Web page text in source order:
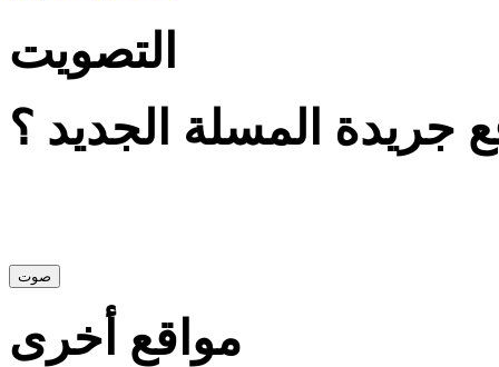
التصويت
جريدة المسلة الجديد ؟
مواقع أخرى